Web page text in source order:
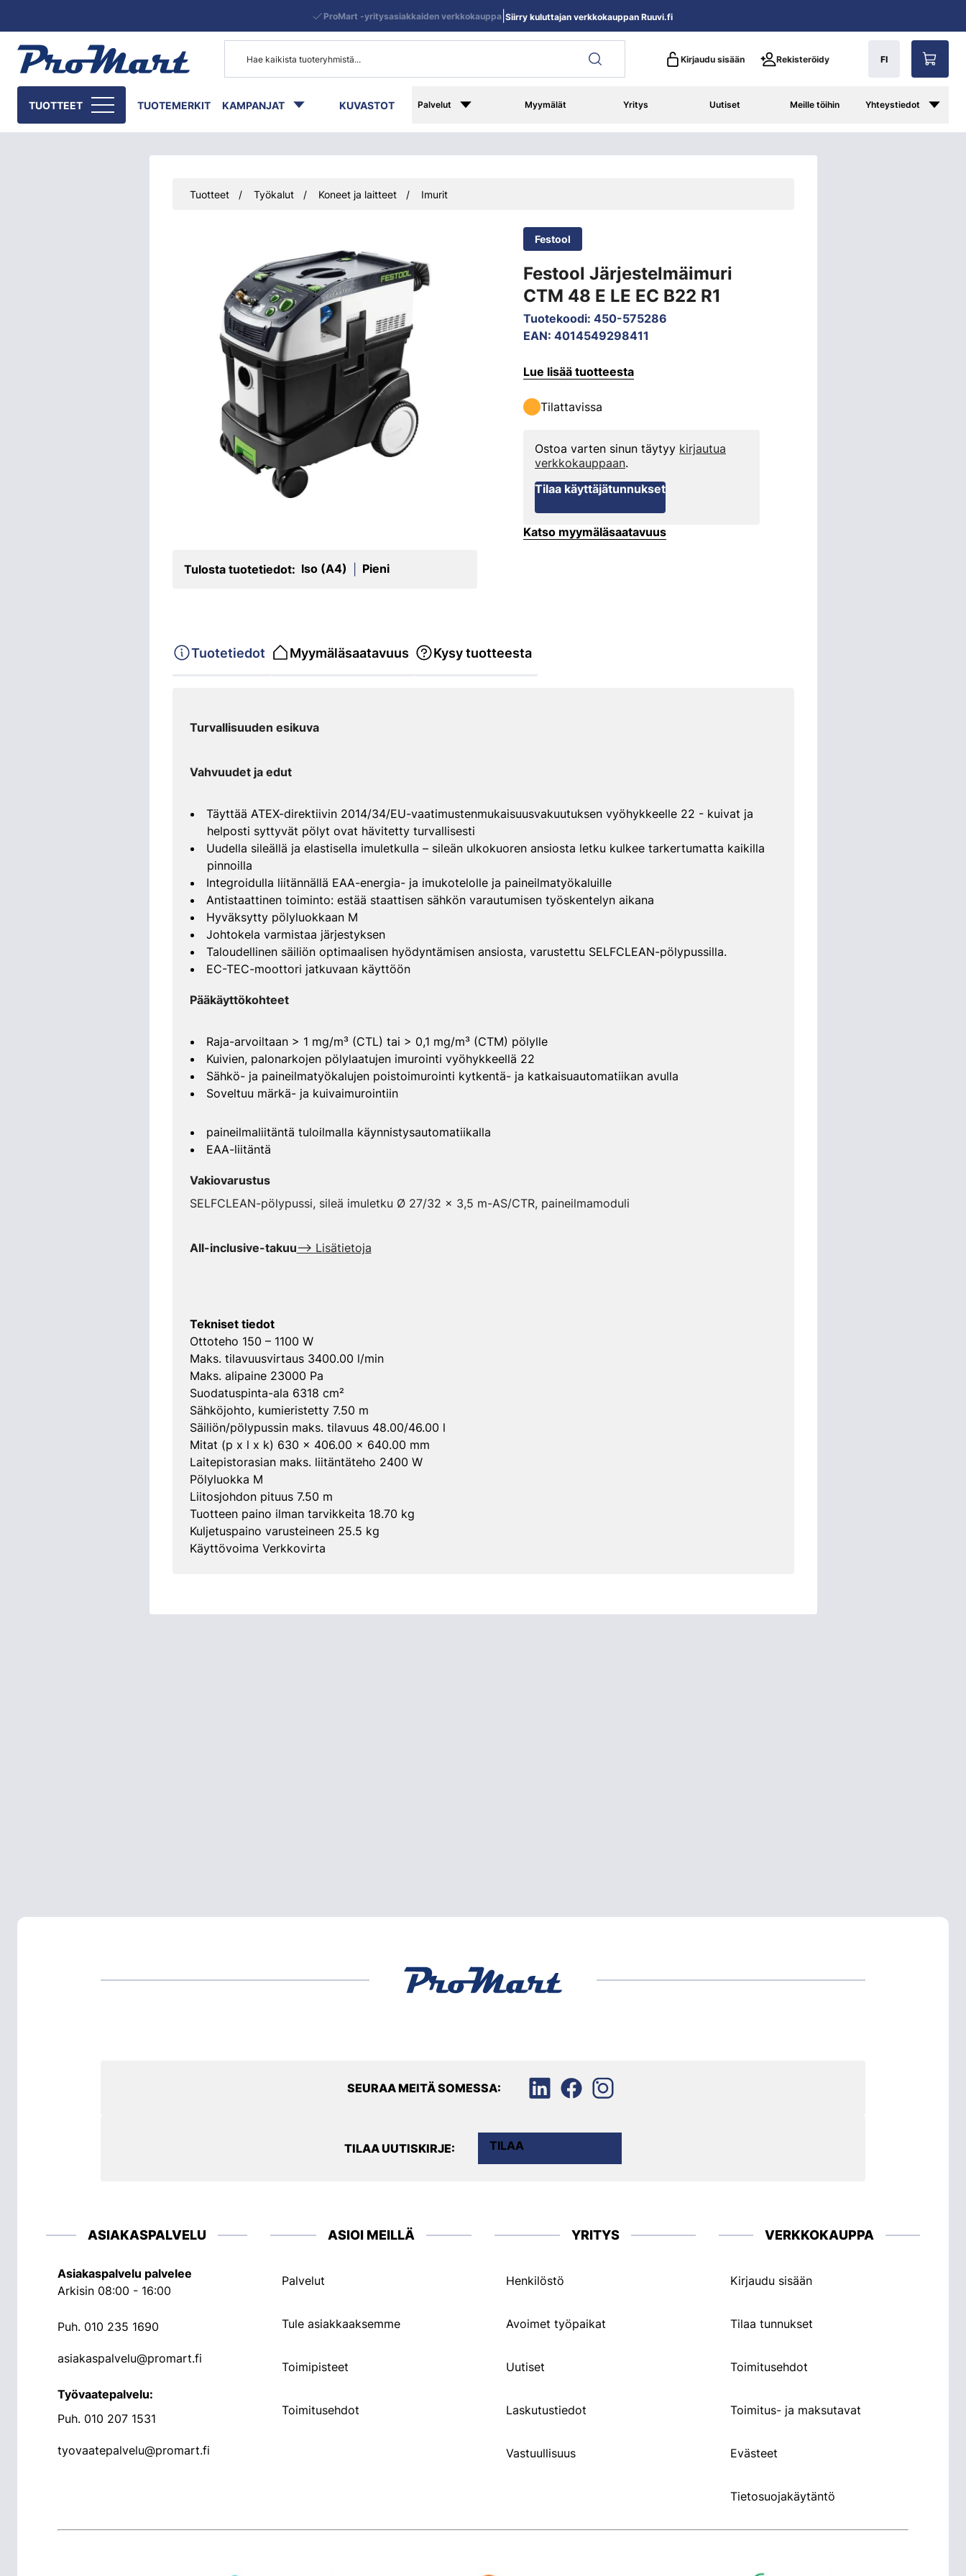
Kirjaudu sisään Rekisteröidy FI
TUOTTEET TUOTEMERKIT KAMPANJAT KUVASTOT Palvelut Myymälät Yritys Uutiset Meille töihin Yhteystiedot
ProMart -yritysasiakkaiden verkkokauppa| Siirry kuluttajan verkkokauppan Ruuvi.fi
Tuotteet Työkalut Koneet ja laitteet Imurit
Festool
Festool Järjestelmäimuri
CTM 48 E LE EC B22 R1
Tuotekoodi: 450-575286
EAN: 4014549298411
Tulosta tuotetiedot: Iso (A4) Pieni
Lue lisää tuotteesta
Tilattavissa
Ostoa varten sinun täytyy kirjautua
verkkokauppaan.
Tilaa käyttäjätunnukset
Katso myymäläsaatavuus
Tuotetiedot Myymäläsaatavuus Kysy tuotteesta
Turvallisuuden esikuva
Vahvuudet ja edut
Täyttää ATEX-direktiivin 2014/34/EU-vaatimustenmukaisuusvakuutuksen vyöhykkeelle 22 - kuivat ja
helposti syttyvät pölyt ovat hävitetty turvallisesti
Uudella sileällä ja elastisella imuletkulla – sileän ulkokuoren ansiosta letku kulkee tarkertumatta kaikilla
pinnoilla
Integroidulla liitännällä EAA-energia- ja imukotelolle ja paineilmatyökaluille
Antistaattinen toiminto: estää staattisen sähkön varautumisen työskentelyn aikana
Hyväksytty pölyluokkaan M
Johtokela varmistaa järjestyksen
Taloudellinen säiliön optimaalisen hyödyntämisen ansiosta, varustettu SELFCLEAN-pölypussilla.
EC-TEC-moottori jatkuvaan käyttöön
Pääkäyttökohteet
Raja-arvoiltaan > 1 mg/m³ (CTL) tai > 0,1 mg/m³ (CTM) pölylle
Kuivien, palonarkojen pölylaatujen imurointi vyöhykkeellä 22
Sähkö- ja paineilmatyökalujen poistoimurointi kytkentä- ja katkaisuautomatiikan avulla
Soveltuu märkä- ja kuivaimurointiin
paineilmaliitäntä tuloilmalla käynnistysautomatiikalla
EAA-liitäntä
Vakiovarustus
SELFCLEAN-pölypussi, sileä imuletku Ø 27/32 x 3,5 m-AS/CTR, paineilmamoduli
All-inclusive-takuu--> Lisätietoja
Tekniset tiedot
Ottoteho 150 – 1100 W
Maks. tilavuusvirtaus 3400.00 l/min
Maks. alipaine 23000 Pa
Suodatuspinta-ala 6318 cm²
Sähköjohto, kumieristetty 7.50 m
Säiliön/pölypussin maks. tilavuus 48.00/46.00 l
Mitat (p x l x k) 630 x 406.00 x 640.00 mm
Laitepistorasian maks. liitäntäteho 2400 W
Pölyluokka M
Liitosjohdon pituus 7.50 m
Tuotteen paino ilman tarvikkeita 18.70 kg
Kuljetuspaino varusteineen 25.5 kg
Käyttövoima Verkkovirta
SEURAA MEITÄ SOMESSA:
TILAA UUTISKIRJE: TILAA
ASIAKASPALVELU
Asiakaspalvelu palvelee
Arkisin 08:00 - 16:00
Puh. 010 235 1690
asiakaspalvelu@promart.fi
Työvaatepalvelu:
Puh. 010 207 1531
tyovaatepalvelu@promart.fi
ASIOI MEILLÄ
Palvelut
Tule asiakkaaksemme
Toimipisteet
Toimitusehdot
YRITYS
Henkilöstö
Avoimet työpaikat
Uutiset
Laskutustiedot
Vastuullisuus
VERKKOKAUPPA
Kirjaudu sisään
Tilaa tunnukset
Toimitusehdot
Toimitus- ja maksutavat
Evästeet
Tietosuojakäytäntö